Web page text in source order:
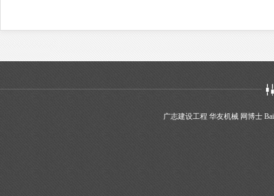
广志建设工程 华友机械 网博士